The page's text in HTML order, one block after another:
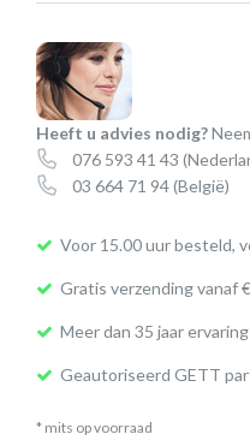
computermuis
aantal
Heeft u advies nodig?
076 593 41 43
03 664 71 94(België)
Voor 15.00 uur besteld,
Gratis verzending vanaf
Meer dan 35 jaar ervaring
Geautoriseerd GETT
* mits op voorraad